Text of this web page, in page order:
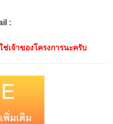
:
ช่เจ้าของโครงการนะครับ